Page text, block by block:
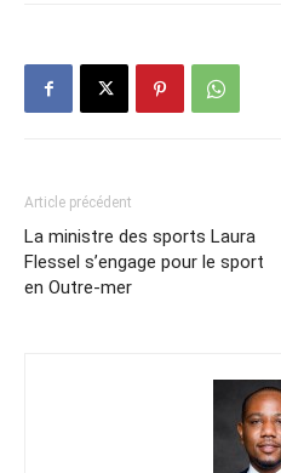
Article précédent
La ministre des sports Laura
Flessel s’engage pour le sport
en Outre-mer